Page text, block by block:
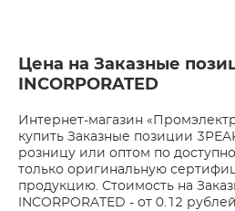
Цена на Заказные
INCORPORATED
Интернет-магазин
купить Заказные позиции
розницу или оптом по
только оригинальную
продукцию. Стоимость на
INCORPORATED - от 0.12